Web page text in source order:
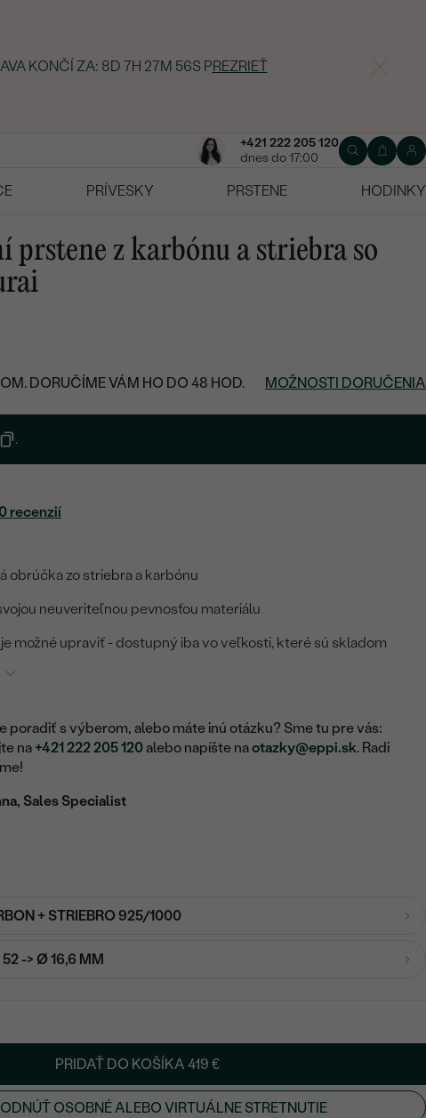
KONČÍ ZA: 8D 7H 27M 55SPREZRIEŤ
+421 222 205 120
dnes do 17:00
PRÍVESKY PRSTENE
HODINKY
prstene z karbónu a striebra so
DORUČÍME VÁM HO DO 48 HOD. MOŽNOSTI DORUČENIA
.
recenzií
obrúčka zo striebra a karbónu
neuveriteľnou pevnosťou materiálu
možné upraviť - dostupný iba vo veľkosti, které sú skladom
poradiť s výberom, alebo máte inú otázku? Sme tu pre vás:
na +421 222 205 120alebo napíšte naotazky@eppi.sk. Radi
Sales Specialist
+ STRIEBRO 925/1000
52 -> Ø 16,6 MM
PRIDAŤ DO KOŠÍKA 419 €
OSOBNÉ ALEBO VIRTUÁLNE STRETNUTIE